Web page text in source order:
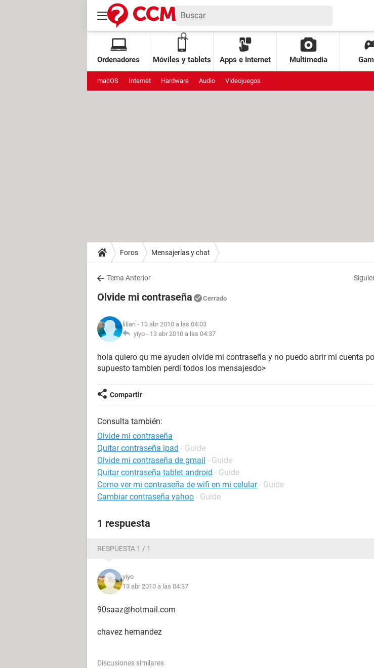
Ordenadores Móviles y tablets Apps e Internet Multimedia
macOS Internet Hardware Audio Videojuegos
Foros Mensajerías y chat
Tema Anterior
Olvide mi contraseña Cerrado
lilian - 13 abr 2010 a las 04:03
yiyo - 13 abr 2010 a las 04:37
hola quiero qu me ayuden olvide mi contraseña y no puedo abrir mi cuenta
supuesto tambien perdi todos los mensajesdo>
Compartir
Consulta también:
Olvide mi contraseña
Quitar contraseña ipad - Guide
Olvide mi contraseña de gmail - Guide
Quitar contraseña tablet android - Guide
Como ver mi contraseña de wifi en mi celular - Guide
Cambiar contraseña yahoo - Guide
1 respuesta
RESPUESTA 1 / 1
yiyo
13 abr 2010 a las 04:37
90saaz@hotmail.com
chavez hernandez
Discusiones similares